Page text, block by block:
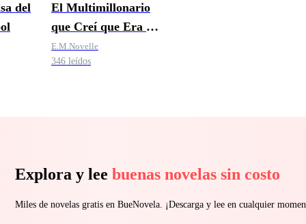
del
El Multimillonario
que Creí que Era un
Gigoló
E.M.Novelle
346 leídos
Explora y lee buenas novelas sin costo
Miles de novelas gratis en BueNovela. ¡Descarga y lee en cualquier